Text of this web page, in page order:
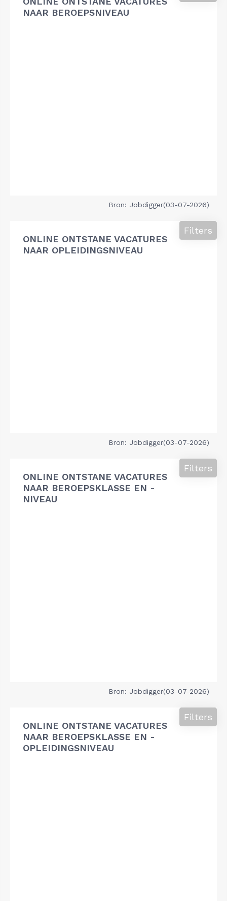
NAAR BEROEPSNIVEAU
Bron: Jobdigger(03-07-2026)
ONLINE ONTSTANE VACATURES
NAAR OPLEIDINGSNIVEAU
Filters
Bron: Jobdigger(03-07-2026)
ONLINE ONTSTANE VACATURES
NAAR BEROEPSKLASSE EN -
NIVEAU
Filters
Bron: Jobdigger(03-07-2026)
ONLINE ONTSTANE VACATURES
NAAR BEROEPSKLASSE EN -
OPLEIDINGSNIVEAU
Filters